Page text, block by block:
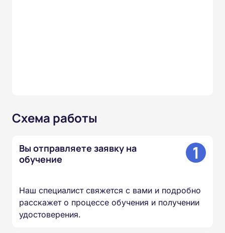
Схема работы
Вы отправляете заявку на
обучение
1
Наш специалист свяжется с вами и подробно
расскажет о процессе обучения и получении
удостоверения.